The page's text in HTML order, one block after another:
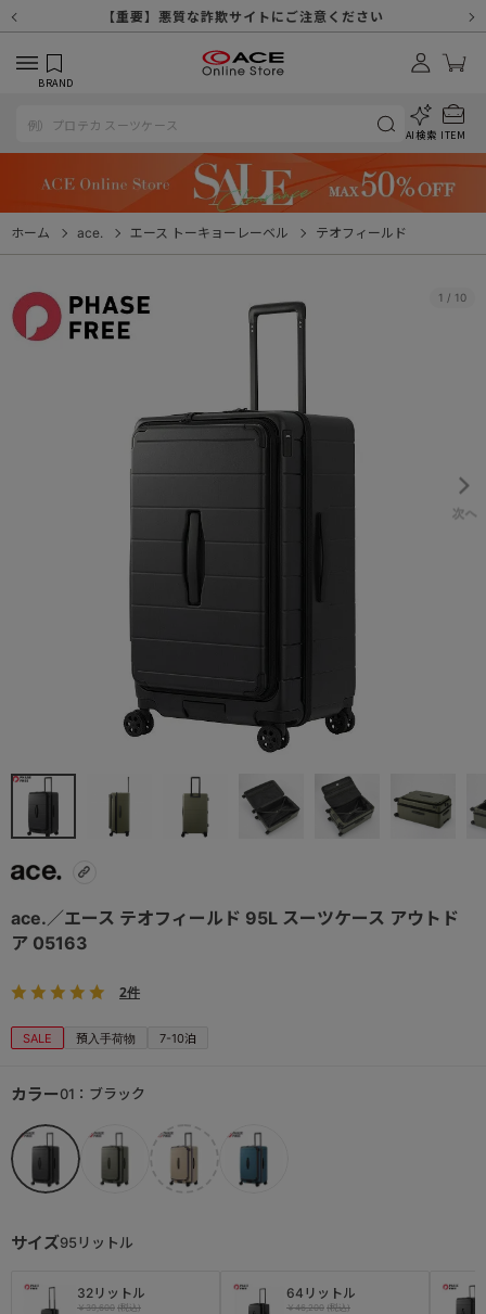
【重要】令和８年熊本地震に伴う配送への影響について
【重要】納品書・領収書ペーパーレス化（電子化）のお知らせ
【重要】天候不良や交通状況・物量増等に伴う配送への影響について
【重要】悪質な詐欺サイトにご注意ください
【重要】各種メールが届かない場合に関しまして
【重要】お問い合わせのご対応に関しまして
【重要】SNSのなりすまし詐欺にご注意ください
BRAND
AI検索 ITEM
ホーム ace. エース トーキョーレーベル テオフィールド
1 / 10
ace.／エース テオフィールド 95L スーツケース アウトド
ア 05163
2件
SALE 預入手荷物 7-10泊
サイズ95リットル
32リットル
￥39,600
64リットル
￥46,200
カラー01：ブラック